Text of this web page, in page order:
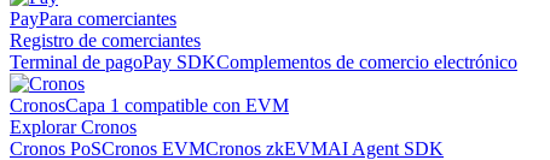
PayPara comerciantes
Registro de comerciantes
Terminal de pagoPay SDKComplementos de comercio electrónico
CronosCapa 1 compatible con EVM
Explorar Cronos
Cronos PoSCronos EVMCronos zkEVMAI Agent SDK